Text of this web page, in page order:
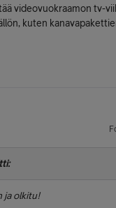
videovuokraamon tv-
kuten
ja olkitu!